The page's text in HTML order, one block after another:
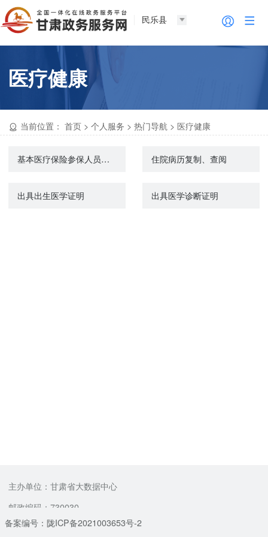
民乐县
医疗健康
当前位置： 首页 >个人服务 >热门导航 > 医疗健康
基本医疗保险参保人员享受门诊慢特病病种待遇认定 住院病历复制、查阅
出具出生医学证明 出具医学诊断证明
主办单位：甘肃省大数据中心
邮政编码：730030
备案编号：陇ICP备2021003653号-2